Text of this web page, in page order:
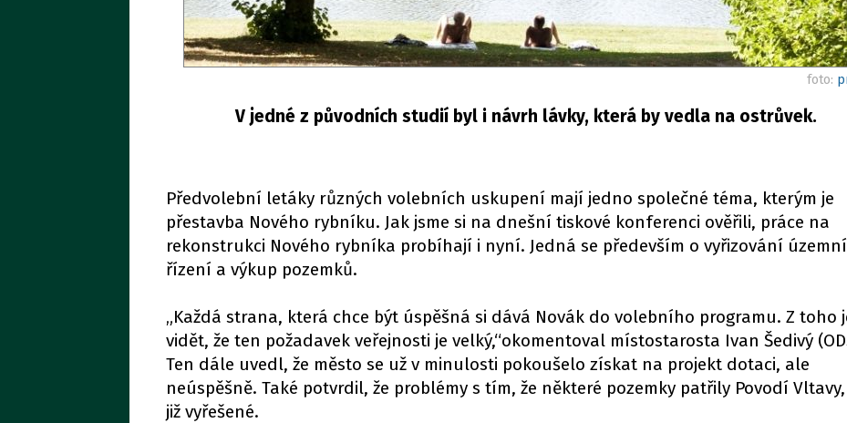
foto:
V jedné z původních studií byl i návrh lávky, která by vedla na ostrůvek.
Předvolební letáky různých volebních uskupení mají jedno společné téma, kterým je
přestavba Nového rybníku. Jak jsme si na dnešní tiskové konferenci ověřili, práce na
rekonstrukci Nového rybníka probíhají i nyní. Jedná se především o vyřizování
řízení a výkup pozemků.
„Každá strana, která chce být úspěšná si dává Novák do volebního programu. Z toho
vidět, že ten požadavek veřejnosti je velký,“okomentoval místostarosta Ivan Šedivý
Ten dále uvedl, že město se už v minulosti pokoušelo získat na projekt dotaci, ale
neúspěšně. Také potvrdil, že problémy s tím, že některé pozemky patřily Povodí
již vyřešené.